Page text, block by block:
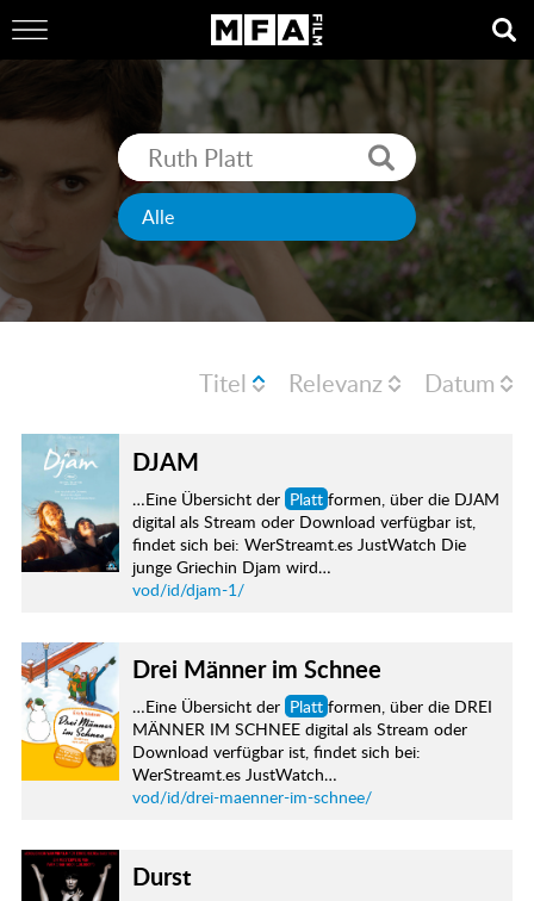
Titel Relevanz Datum
DJAM
…Eine Übersicht der Platt formen, über die DJAM
digital als Stream oder Download verfügbar ist,
findet sich bei: WerStreamt.es JustWatch Die
junge Griechin Djam wird…
vod/id/djam-1/
Drei Männer im Schnee
…Eine Übersicht der Platt formen, über die DREI
MÄNNER IM SCHNEE digital als Stream oder
Download verfügbar ist, findet sich bei:
WerStreamt.es JustWatch…
vod/id/drei-maenner-im-schnee/
Durst